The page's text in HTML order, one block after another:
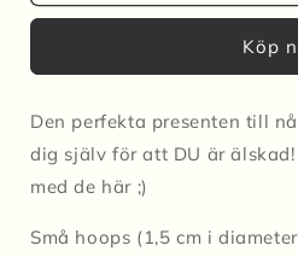
spräcklig/mörkspräcklig/
Köp
Den perfekta presenten till
dig själv för att DU är
med de här ;)
Små hoops (1,5 cm i